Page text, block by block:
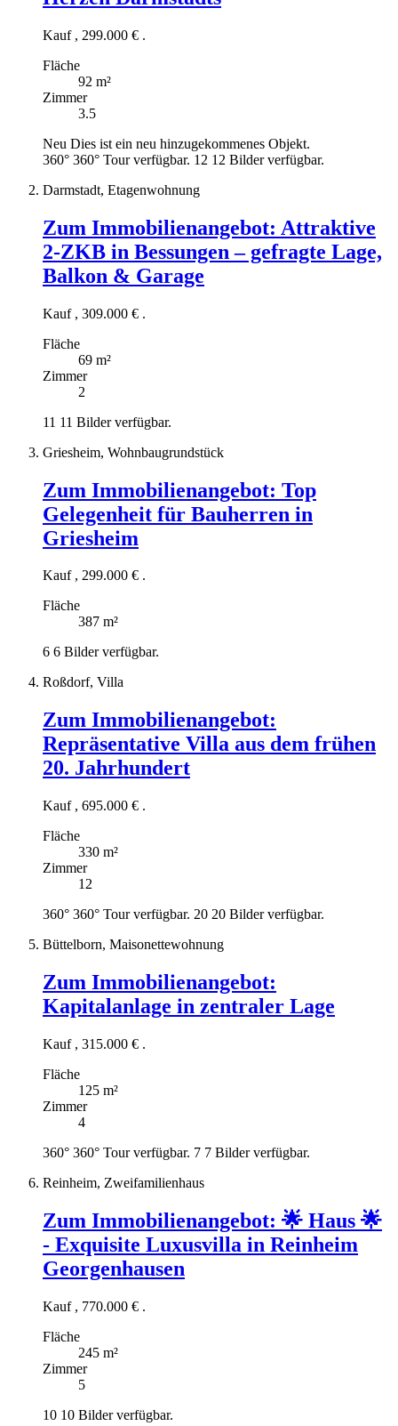
Kauf , 299.000 € .
Fläche
92 m²
Zimmer
3.5
Neu Dies ist ein neu hinzugekommenes Objekt.
360° 360° Tour verfügbar. 12 12 Bilder verfügbar.
Darmstadt, Etagenwohnung
Zum Immobilienangebot: Attraktive
2-ZKB in Bessungen – gefragte Lage,
Balkon & Garage
Kauf , 309.000 € .
Fläche
69 m²
Zimmer
2
11 11 Bilder verfügbar.
Griesheim, Wohnbaugrundstück
Zum Immobilienangebot: Top
Gelegenheit für Bauherren in
Griesheim
Kauf , 299.000 € .
Fläche
387 m²
6 6 Bilder verfügbar.
Roßdorf, Villa
Zum Immobilienangebot:
Repräsentative Villa aus dem frühen
20. Jahrhundert
Kauf , 695.000 € .
Fläche
330 m²
Zimmer
12
360° 360° Tour verfügbar. 20 20 Bilder verfügbar.
Büttelborn, Maisonettewohnung
Zum Immobilienangebot:
Kapitalanlage in zentraler Lage
Kauf , 315.000 € .
Fläche
125 m²
Zimmer
4
360° 360° Tour verfügbar. 7 7 Bilder verfügbar.
Reinheim, Zweifamilienhaus
Zum Immobilienangebot: 🌟 Haus 🌟
- Exquisite Luxusvilla in Reinheim
Georgenhausen
Kauf , 770.000 € .
Fläche
245 m²
Zimmer
5
10 10 Bilder verfügbar.